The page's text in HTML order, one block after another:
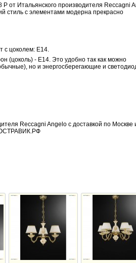
от Итальянского производителя Reccagni
стиль с элементами модерна прекрасно
с цоколем: E14.
(цоколь) - E14. Это удобно так как можно
но и энергосберегающие и
Reccagni Angelo с доставкой по Москве